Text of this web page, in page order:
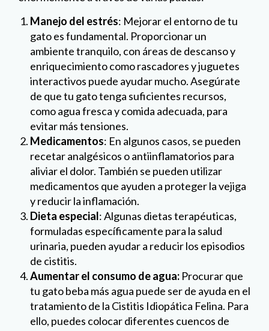
Manejo del estrés: Mejorar el entorno de tu
gato es fundamental. Proporcionar un
ambiente tranquilo, con áreas de descanso y
enriquecimiento como rascadores y juguetes
interactivos puede ayudar mucho. Asegúrate
de que tu gato tenga suficientes recursos,
como agua fresca y comida adecuada, para
evitar más tensiones.
Medicamentos: En algunos casos, se pueden
recetar analgésicos o antiinflamatorios para
aliviar el dolor. También se pueden utilizar
medicamentos que ayuden a proteger la vejiga
y reducir la inflamación.
Dieta especial: Algunas dietas terapéuticas,
formuladas específicamente para la salud
urinaria, pueden ayudar a reducir los episodios
de cistitis.
Aumentar el consumo de agua: Procurar que
tu gato beba más agua puede ser de ayuda en el
tratamiento de la Cistitis Idiopática Felina. Para
ello, puedes colocar diferentes cuencos de